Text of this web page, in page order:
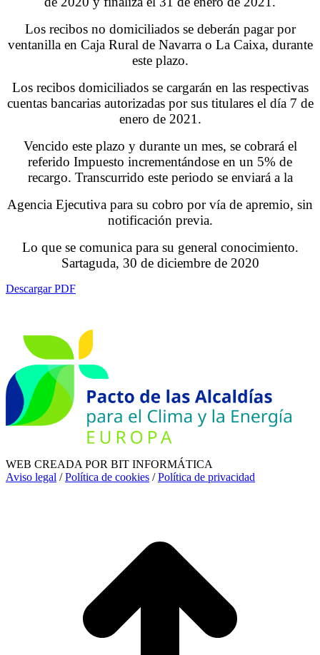
Los recibos no domiciliados se deberán pagar por
ventanilla en Caja Rural de Navarra o La Caixa, durante
este plazo.
Los recibos domiciliados se cargarán en las respectivas
cuentas bancarias autorizadas por sus titulares el día 7 de
enero de 2021.
Vencido este plazo y durante un mes, se cobrará el
referido Impuesto incrementándose en un 5% de
recargo. Transcurrido este periodo se enviará a la
Agencia Ejecutiva para su cobro por vía de apremio, sin
notificación previa.
Lo que se comunica para su general conocimiento.
Sartaguda, 30 de diciembre de 2020
Descargar PDF
WEB CREADA POR BIT INFORMÁTICA
Aviso legal /Política de cookies /Política de privacidad